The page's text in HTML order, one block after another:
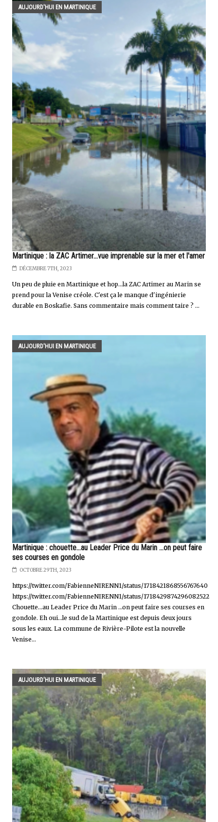
AUJOURD'HUI EN MARTINIQUE
Martinique : la ZAC Artimer...vue imprenable sur la mer et l'amer
DÉCEMBRE 7TH, 2023
Un peu de pluie en Martinique et hop...la ZAC Artimer au Marin se
prend pour la Venise créole. C'est ça le manque d'ingénierie
durable en Boskafie. Sans commentaire mais comment taire ? ...
AUJOURD'HUI EN MARTINIQUE
Martinique : chouette...au Leader Price du Marin ...on peut faire
ses courses en gondole
OCTOBRE 29TH, 2023
https://twitter.com/FabienneNIRENN1/status/1718421868556767640
https://twitter.com/FabienneNIRENN1/status/1718429874296082522
Chouette…au Leader Price du Marin …on peut faire ses courses en
gondole. Eh oui...le sud de la Martinique est depuis deux jours
sous les eaux. La commune de Rivière-Pilote est la nouvelle
Venise...
AUJOURD'HUI EN MARTINIQUE